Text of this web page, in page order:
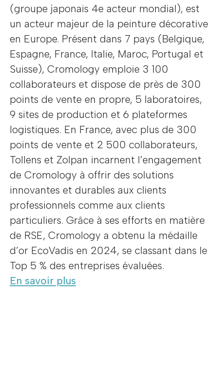
(groupe japonais 4e acteur mondial), est
un acteur majeur de la peinture décorative
en Europe. Présent dans 7 pays (Belgique,
Espagne, France, Italie, Maroc, Portugal et
Suisse), Cromology emploie 3 100
collaborateurs et dispose de près de 300
points de vente en propre, 5 laboratoires,
9 sites de production et 6 plateformes
logistiques. En France, avec plus de 300
points de vente et 2 500 collaborateurs,
Tollens et Zolpan incarnent l’engagement
de Cromology à offrir des solutions
innovantes et durables aux clients
professionnels comme aux clients
particuliers. Grâce à ses efforts en matière
de RSE, Cromology a obtenu la médaille
d’or EcoVadis en 2024, se classant dans le
Top 5 % des entreprises évaluées.
En savoir plus